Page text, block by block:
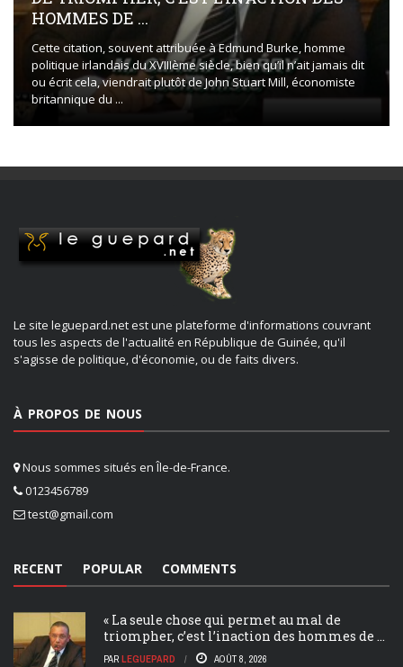
HOMMES DE ...
Cette citation, souvent attribuée à Edmund Burke, homme
politique irlandais du XVIIIème siècle, bien qu’il n’ait jamais dit
ou écrit cela, viendrait plutôt de John Stuart Mill, économiste
britannique du ...
Le site leguepard.net est une plateforme d'informations couvrant
tous les aspects de l'actualité en République de Guinée, qu'il
s'agisse de politique, d'économie, ou de faits divers.
À PROPOS DE NOUS
Nous sommes situés en Île-de-France.
0123456789
test@gmail.com
RECENT POPULAR COMMENTS
« La seule chose qui permet au mal de
triompher, c’est l’inaction des hommes de ...
PAR LEGUEPARD AOÛT 8, 2026